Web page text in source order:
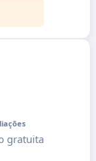
gratuita